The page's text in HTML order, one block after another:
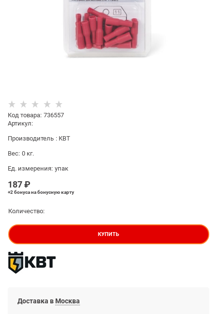
Код товара: 736557
Артикул:
Производитель : КВТ
Вес: 0 кг.
Ед. измерения: упак
187 ₽
+2 бонусана бонусную карту
Количество:
КУПИТЬ
Доставка в Москва